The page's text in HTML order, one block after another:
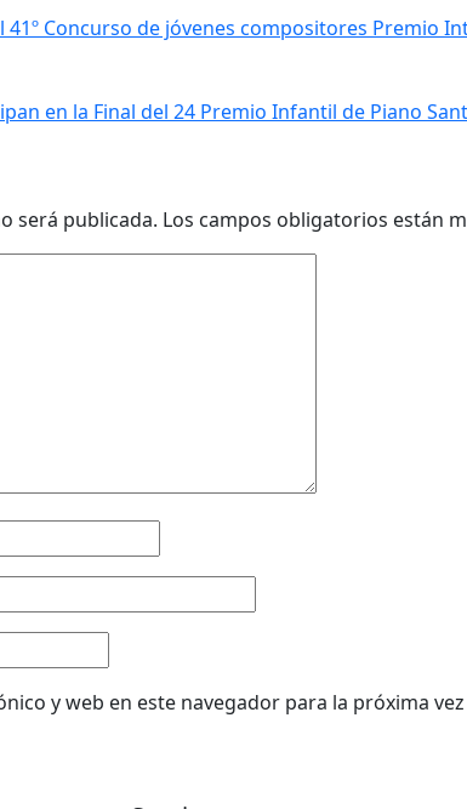
41º Concurso de jóvenes compositores Premio
en la Final del 24 Premio Infantil de Piano
será publicada. Los campos obligatorios están
y web en este navegador para la próxima